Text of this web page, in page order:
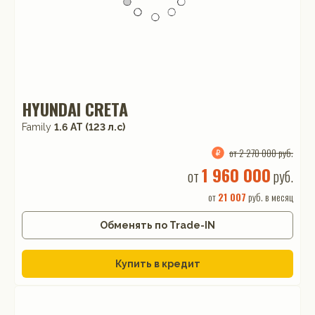
HYUNDAI CRETA
Family 1.6 АТ (123 л.с)
от 2 270 000 руб.
от1 960 000руб.
от21 007 руб. в месяц
Обменять по Trade-IN
Купить в кредит